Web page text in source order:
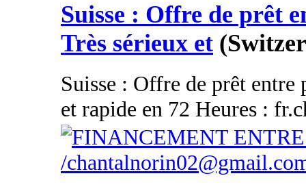
Suisse : Offre de prêt
Très sérieux et
Suisse : Offre de prêt
et rapide en 72 Heures :